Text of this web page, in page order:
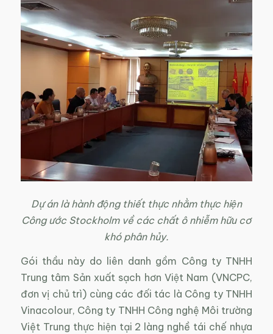
Dự án là hành động thiết thực nhằm thực hiện
Công ước Stockholm về các chất ô nhiễm hữu cơ
khó phân hủy.
Gói thầu này do liên danh gồm Công ty TNHH
Trung tâm Sản xuất sạch hơn Việt Nam (VNCPC,
đơn vị chủ trì) cùng các đối tác là Công ty TNHH
Vinacolour, Công ty TNHH Công nghệ Môi trường
Việt Trung thực hiện tại 2 làng nghề tái chế nhựa